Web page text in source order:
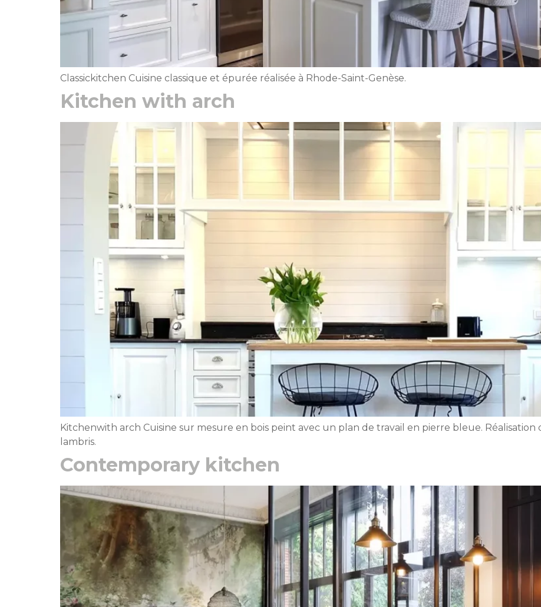
Classickitchen Cuisine classique et épurée réalisée à Rhode-Saint-Genèse.
Kitchen with arch
Kitchenwith arch Cuisine sur mesure en bois peint avec un plan de travail en pierre bleue. Réalisation
lambris.
Contemporary kitchen